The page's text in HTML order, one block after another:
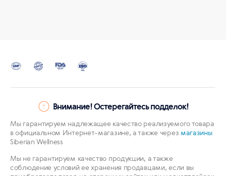
Внимание! Остерегайтесь подделок!
Мы гарантируем надлежащее качество реализуемого товара
в официальном Интернет-магазине, а также через магазины
Siberian Wellness
Мы не гарантируем качество продукции, а также
соблюдение условий ее хранения продавцами, если вы